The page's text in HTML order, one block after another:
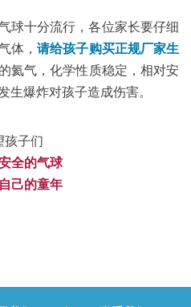
球十分流行，各位家长要仔细
体，请给孩子购买正规厂家生
氦气，化学性质稳定，相对安
生爆炸对孩子造成伤害。
孩子们
全的气球
己的童年